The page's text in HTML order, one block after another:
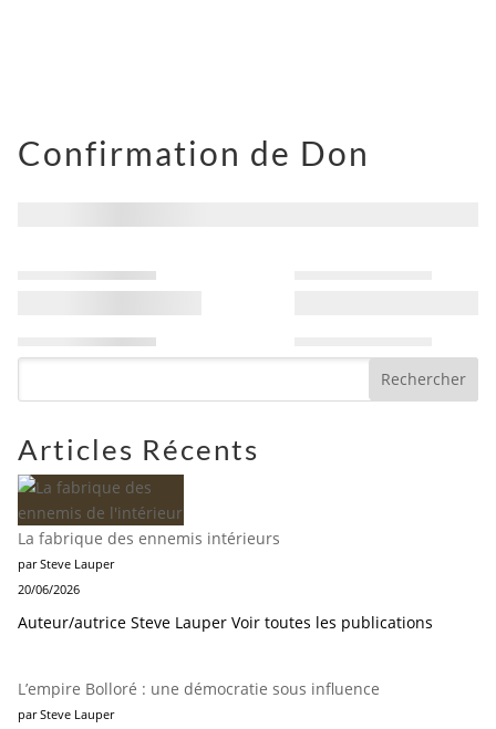
Confirmation de Don
Rechercher
Articles Récents
La fabrique des ennemis intérieurs
par Steve Lauper
20/06/2026
Auteur/autrice Steve Lauper Voir toutes les publications
L’empire Bolloré : une démocratie sous influence
par Steve Lauper